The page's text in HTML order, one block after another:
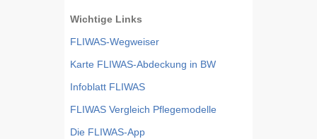
Wichtige Links
FLIWAS-Wegweiser
Karte FLIWAS-Abdeckung in BW
Infoblatt FLIWAS
FLIWAS Vergleich Pflegemodelle
Die FLIWAS-App